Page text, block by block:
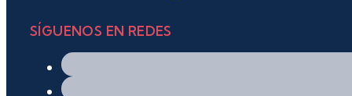
SÍGUENOS EN REDES